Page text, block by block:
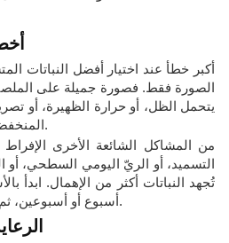
أكبر خطأ عند اختيار أفضل النباتات
الصورة فقط. فصورة جميلة على الملصق
يتحمل الظل، أو حرارة الظهيرة، أو
المنخفضة في الشتاء، أو حجم الوعاء.
من المشاكل الشائعة الأخرى
التسميد، أو الريّ اليومي السطحي، أو
تُجهد النباتات أكثر من الإهمال. ابدأ
أسبوع أو أسبوعين، ثم غيّر عادة واحدة في كل مرة.